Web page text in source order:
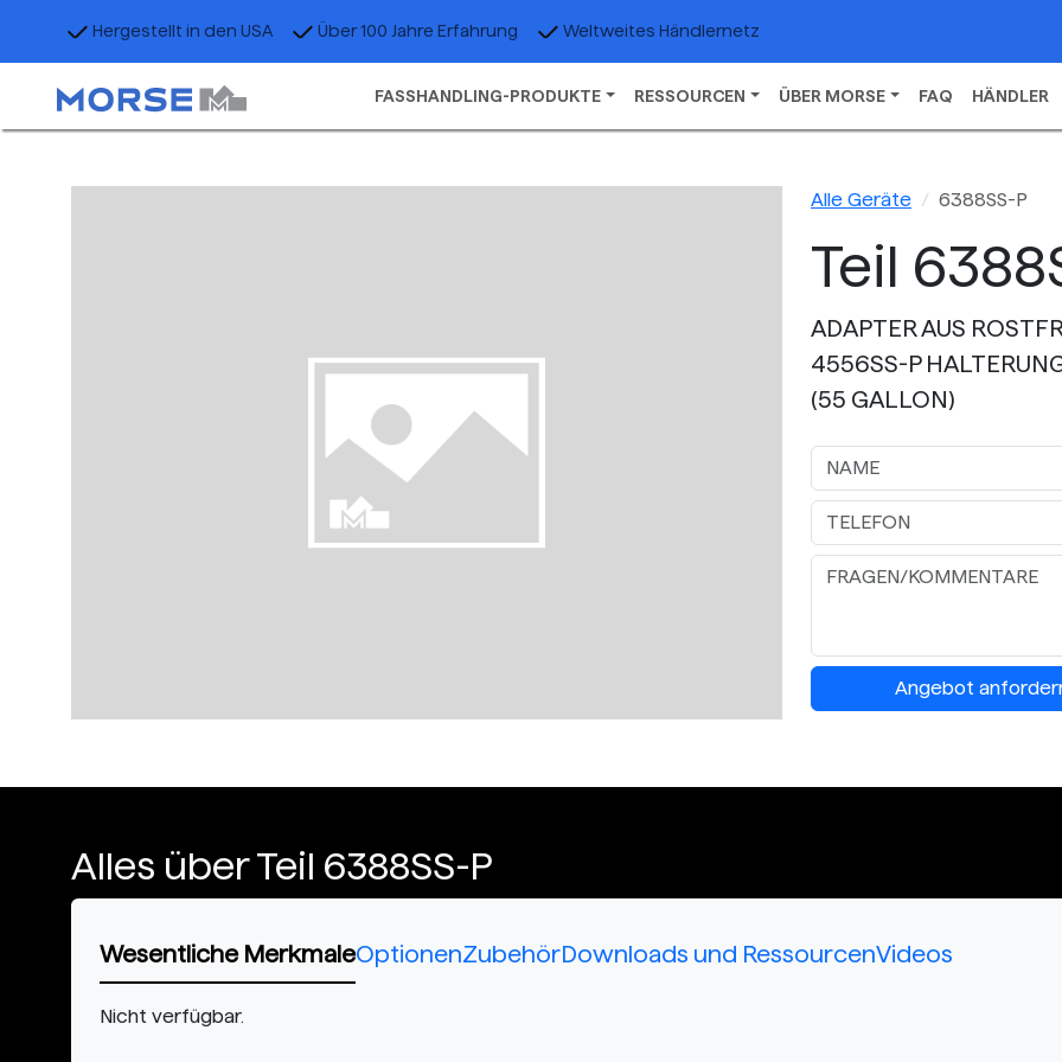
Hergestellt in den USA Über 100 Jahre Erfahrung Weltweites Händlernetz
FASSHANDLING-PRODUKTE RESSOURCEN ÜBER MORSE FAQ HÄNDLER
Alle Geräte 6388SS-P
Teil
ADAPTER AUS
4556SS-P
(55 GALLON)
Angebot
Alles über Teil 6388SS-P
Wesentliche MerkmaleOptionenZubehörDownloads und RessourcenVideos
Nicht verfügbar.